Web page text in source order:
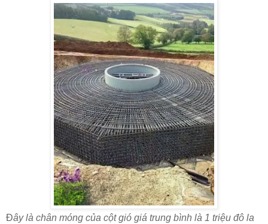
Đây là chân móng của cột gió giá trung bình là 1 triệu đô la